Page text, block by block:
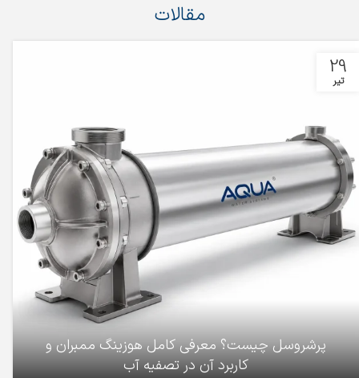
مقالات
29
تیر
پرشروسل چیست؟ معرفی کامل هوزینگ ممبران و
کاربرد آن در تصفیه آب